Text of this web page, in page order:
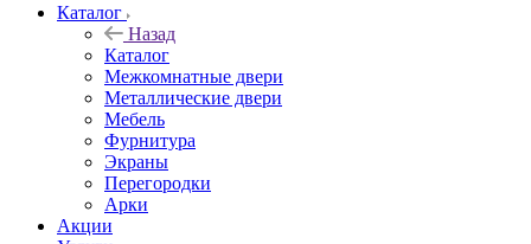
Каталог
Назад
Каталог
Межкомнатные двери
Металлические двери
Мебель
Фурнитура
Экраны
Перегородки
Арки
Акции